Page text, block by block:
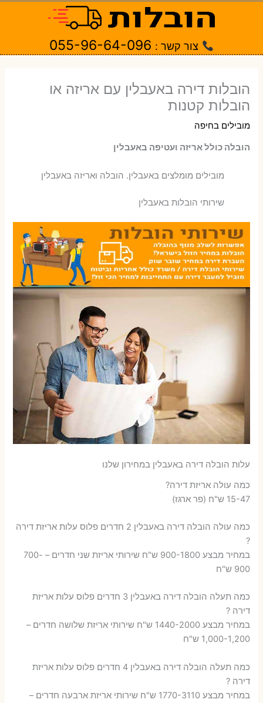
צור קשר : 055-96-64-096
הובלות דירה באעבלין עם אריזה או
הובלות קטנות
מובילים בחיפה
הובלה כולל אריזה ועטיפה באעבלין
‫מובילים מומלצים באעבלין. הובלה ואריזה באעבלין
שירותי הובלות באעבלין
עלות הובלה דירה באעבלין במחירון שלנו
כמה עולה אריזת דירה​?
15-47 ש"ח (פר ארגז)
כמה עולה הובלה דירה באעבלין 2 חדרים פלוס עלות אריזת דירה
?
במחיר מבצע 900-1800 ש"ח שירותי אריזת שני חדרים – 700-
900 ש"ח
כמה תעלה הובלה דירה באעבלין 3 חדרים פלוס עלות אריזת
דירה ?
במחיר מבצע 1440-2000 ש"ח שירותי אריזת שלושה חדרים –
1,000-1,200 ש"ח
כמה תעלה הובלה דירה באעבלין 4 חדרים פלוס עלות אריזת
דירה ?
במחיר מבצע 1770-3110 ש"ח שירותי אריזת ארבעה חדרים –